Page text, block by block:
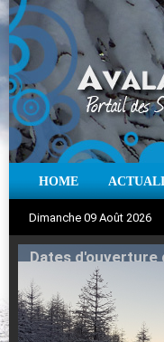
HOME
Dimanche 09 Août 2026